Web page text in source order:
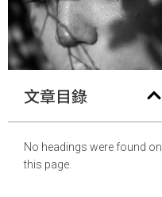
文章目錄
No headings were found on
this page.